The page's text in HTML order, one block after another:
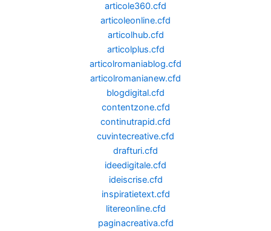
articole360.cfd
articoleonline.cfd
articolhub.cfd
articolplus.cfd
articolromaniablog.cfd
articolromanianew.cfd
blogdigital.cfd
contentzone.cfd
continutrapid.cfd
cuvintecreative.cfd
drafturi.cfd
ideedigitale.cfd
ideiscrise.cfd
inspiratietext.cfd
litereonline.cfd
paginacreativa.cfd